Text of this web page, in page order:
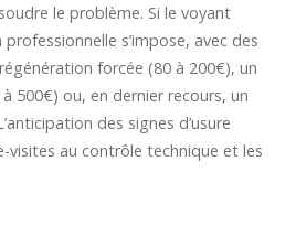
le problème. Si le voyant
s’impose, avec des
forcée (80 à 200€), un
500€) ou, en dernier recours, un
des signes d’usure
visites au contrôle technique et les